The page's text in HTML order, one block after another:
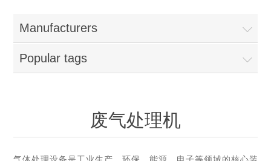
OCT（光学相干断层扫描）整机
氧碳分析仪
GD-MS / ICP-MS
X射线晶体定向仪
Perovskite Solar Cell
Light source for semiconductor equipment
Holoeye空间光调制器
Service Maintenance Calibration
Manufacturers
Popular tags
废气处理机